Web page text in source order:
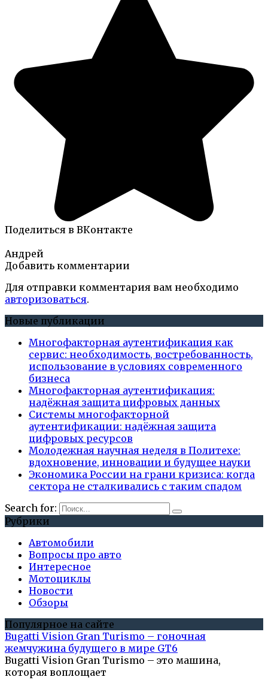
Поделиться в ВКонтакте
Андрей
Добавить комментарии
Для отправки комментария вам необходимо
авторизоваться.
Новые публикации
Многофакторная аутентификация как
сервис: необходимость, востребованность,
использование в условиях современного
бизнеса
Многофакторная аутентификация:
надёжная защита цифровых данных
Системы многофакторной
аутентификации: надёжная защита
цифровых ресурсов
Молодежная научная неделя в Политехе:
вдохновение, инновации и будущее науки
Экономика России на грани кризиса: когда
сектора не сталкивались с таким спадом
Search for:
Рубрики
Автомобили
Вопросы про авто
Интересное
Мотоциклы
Новости
Обзоры
Популярное на сайте
Bugatti Vision Gran Turismo – гоночная
жемчужина будущего в мире GT6
Bugatti Vision Gran Turismo – это машина,
которая воплощает